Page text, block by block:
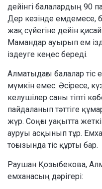
дейінгі балалардың 90
Дер кезінде емдемесе,
жақ сүйегіне дейін
Мамандар ауырып ем
іздеуге кеңес береді.
Алматыдағы балалар
мүмкін емес. Әсіресе,
келушілер саны тіпті
пайдаланып тәттіге
жүр. Соңғы уақытта
ауруы асқынып тұр.
тоғызында тіс құрты бар.
Раушан Қозыбекова,
емханасың дәрігері: